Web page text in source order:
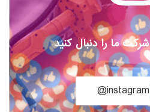
ما را دنبال کنید
instagram@